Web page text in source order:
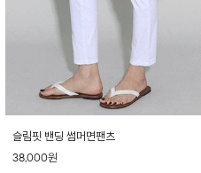
슬림핏 밴딩 썸머면팬츠
38,000원